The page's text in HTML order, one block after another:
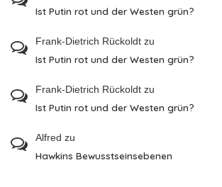
Ist Putin rot und der Westen grün?
Frank-Dietrich Rückoldt zu
Ist Putin rot und der Westen grün?
Frank-Dietrich Rückoldt zu
Ist Putin rot und der Westen grün?
Alfred zu
Hawkins Bewusstseinsebenen